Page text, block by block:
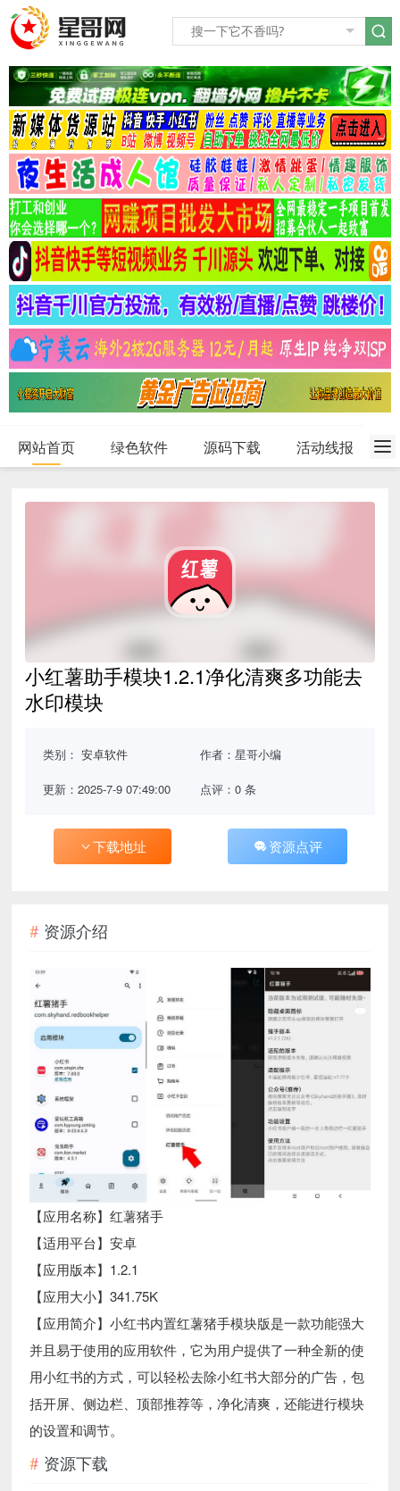
网站首页 绿色软件 源码下载 活动线报
小红薯助手模块1.2.1净化清爽多功能去
水印模块
类别：安卓软件 作者：星哥小编
更新：2025-7-9 07:49:00 点评：0 条
下载地址 资源点评
资源介绍
【应用名称】红薯猪手
【适用平台】安卓
【应用版本】1.2.1
【应用大小】341.75K
【应用简介】小红书内置红薯猪手模块版是一款功能强大
并且易于使用的应用软件，它为用户提供了一种全新的使
用小红书的方式，可以轻松去除小红书大部分的广告，包
括开屏、侧边栏、顶部推荐等，净化清爽，还能进行模块
的设置和调节。
资源下载